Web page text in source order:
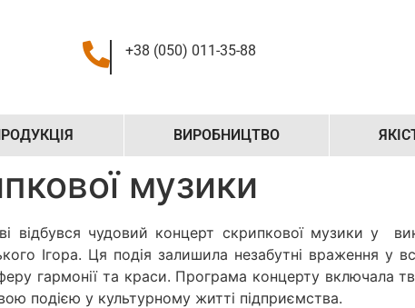
+38 (050) 011-35-88
ВИРОБНИЦТВО
музики
чудовий концерт скрипкової музики у
Ігора. Ця подія залишила незабутні враження у
гармонії та краси. Програма концерту включала
подією у культурному житті підприємства.